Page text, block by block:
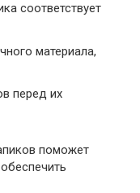
соответствует
материала,
перед их
поможет